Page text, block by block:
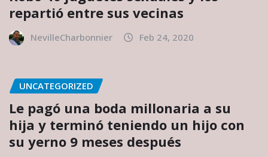
repartió entre sus vecinas
NevilleCharbonnier Feb 24, 2020
UNCATEGORIZED
Le pagó una boda millonaria a su
hija y terminó teniendo un hijo con
su yerno 9 meses después